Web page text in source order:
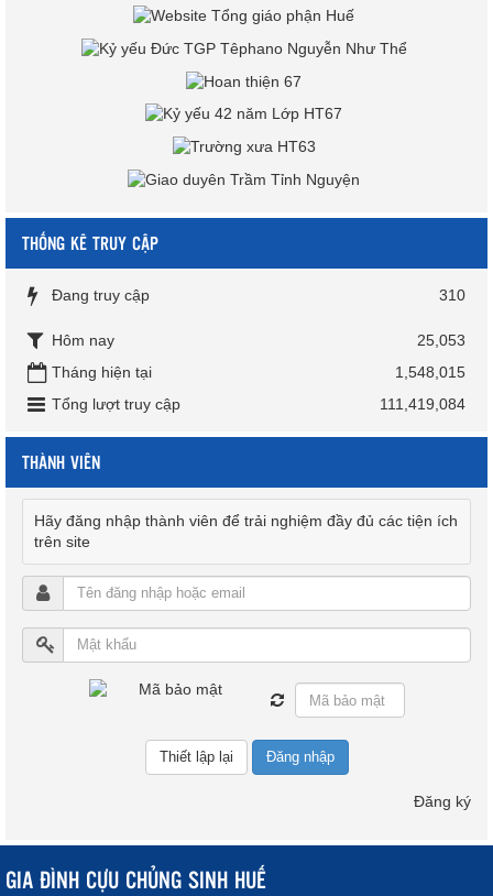
THỐNG KÊ TRUY CẬP
Đang truy cập 310
Hôm nay
25,053
Tháng hiện tại
1,548,015
Tổng lượt truy cập
111,419,084
THÀNH VIÊN
Hãy đăng nhập thành viên để trải nghiệm đầy đủ các tiện ích
trên site
Đăng nhập
Đăng ký
GIA ĐÌNH CỰU CHỦNG SINH HUẾ